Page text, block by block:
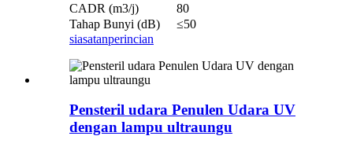
CADR (m3/j)
80
Tahap Bunyi (dB)
≤50
siasatanperincian
Pensteril udara Penulen Udara UV
dengan lampu ultraungu